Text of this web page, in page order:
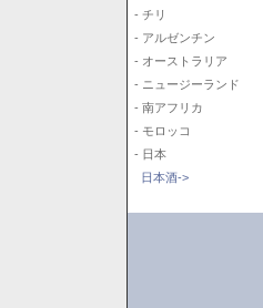
- チリ
- アルゼンチン
- オーストラリア
- ニュージーランド
- 南アフリカ
- モロッコ
- 日本
日本酒->